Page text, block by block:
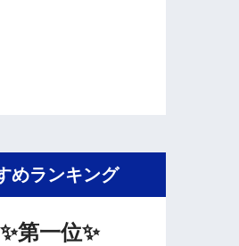
めランキング
✨第一位✨